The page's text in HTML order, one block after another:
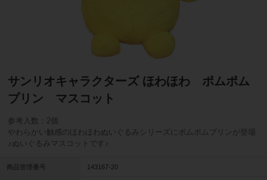
サンリオキャラクターズ ほわほわ ポムポム
プリン マスコット
参考入数：2個
やわらかい触感のほわほわぬいぐるみシリーズにポムポムプリンが登場
♪ぬいぐるみマスコットです♪
商品管理番号 143167-20